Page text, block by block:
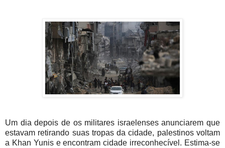
Um dia depois de os militares israelenses anunciarem que
estavam retirando suas tropas da cidade, palestinos voltam
a Khan Yunis e encontram cidade irreconhecível. Estima-se